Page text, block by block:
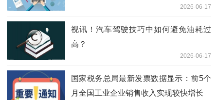
份奖励计划累计购买股份约占本公司总股
本的0.3%
2026-06-17
视讯！汽车驾驶技巧中如何避免油耗过
高？
2026-06-17
国家税务总局最新发票数据显示：前5个
月全国工业企业销售收入实现较快增长